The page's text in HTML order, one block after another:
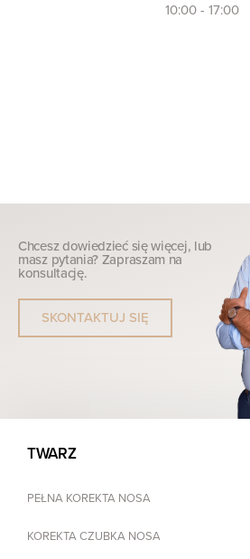
10:00 - 17:00
Chcesz dowiedzieć się więcej, lub
masz pytania? Zapraszam na
konsultację.
SKONTAKTUJ SIĘ
TWARZ
PEŁNA KOREKTA NOSA
KOREKTA CZUBKA NOSA